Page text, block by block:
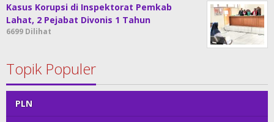
Kasus Korupsi di Inspektorat Pemkab
Lahat, 2 Pejabat Divonis 1 Tahun
6699 Dilihat
Topik Populer
PLN